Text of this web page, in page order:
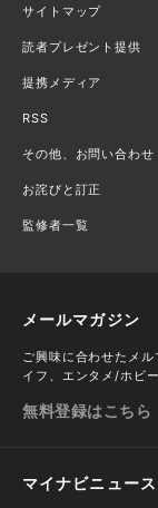
サイトマップ
読者プレゼント提供
提携メディア
RSS
その他、お問い合わせ
お詫びと訂正
監修者一覧
メールマガジン
ご興味に合わせたメ
イフ、エンタメ/ホビ
無料登録はこちら
マイナビニュー